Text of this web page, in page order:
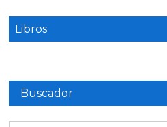
Libros
Buscador